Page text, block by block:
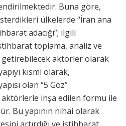
Buna göre,
ülkelerde “İran ana
adacığı”; ilgili
toplama, analiz ve
getirebilecek aktörler olarak
kısmi olarak,
olan “5 Göz”
aktörlerle inşa edilen formu ile
Bu yapının nihai olarak